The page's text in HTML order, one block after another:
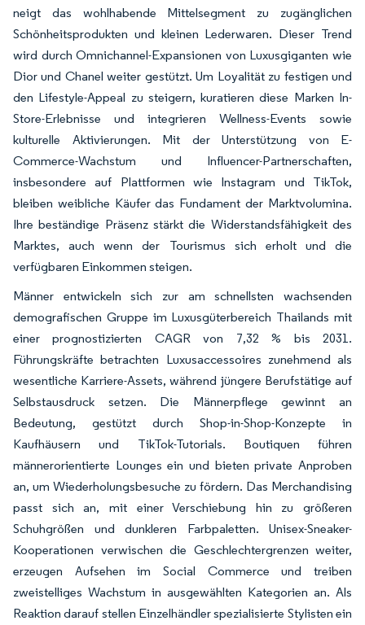
neigt das wohlhabende Mittelsegment zu zugänglichen
Schönheitsprodukten und kleinen Lederwaren. Dieser Trend
wird durch Omnichannel-Expansionen von Luxusgiganten wie
Dior und Chanel weiter gestützt. Um Loyalität zu festigen und
den Lifestyle-Appeal zu steigern, kuratieren diese Marken In-
Store-Erlebnisse und integrieren Wellness-Events sowie
kulturelle Aktivierungen. Mit der Unterstützung von E-
Commerce-Wachstum und Influencer-Partnerschaften,
insbesondere auf Plattformen wie Instagram und TikTok,
bleiben weibliche Käufer das Fundament der Marktvolumina.
Ihre beständige Präsenz stärkt die Widerstandsfähigkeit des
Marktes, auch wenn der Tourismus sich erholt und die
verfügbaren Einkommen steigen.
Männer entwickeln sich zur am schnellsten wachsenden
demografischen Gruppe im Luxusgüterbereich Thailands mit
einer prognostizierten CAGR von 7,32 % bis 2031.
Führungskräfte betrachten Luxusaccessoires zunehmend als
wesentliche Karriere-Assets, während jüngere Berufstätige auf
Selbstausdruck setzen. Die Männerpflege gewinnt an
Bedeutung, gestützt durch Shop-in-Shop-Konzepte in
Kaufhäusern und TikTok-Tutorials. Boutiquen führen
männerorientierte Lounges ein und bieten private Anproben
an, um Wiederholungsbesuche zu fördern. Das Merchandising
passt sich an, mit einer Verschiebung hin zu größeren
Schuhgrößen und dunkleren Farbpaletten. Unisex-Sneaker-
Kooperationen verwischen die Geschlechtergrenzen weiter,
erzeugen Aufsehen im Social Commerce und treiben
zweistelliges Wachstum in ausgewählten Kategorien an. Als
Reaktion darauf stellen Einzelhändler spezialisierte Stylisten ein